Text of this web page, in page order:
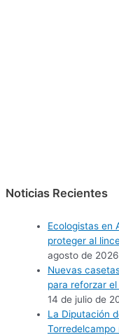
Noticias Recientes
Ecologistas en
proteger al
agosto de 2026
Nuevas
para reforzar
14 de julio de
La Diputación